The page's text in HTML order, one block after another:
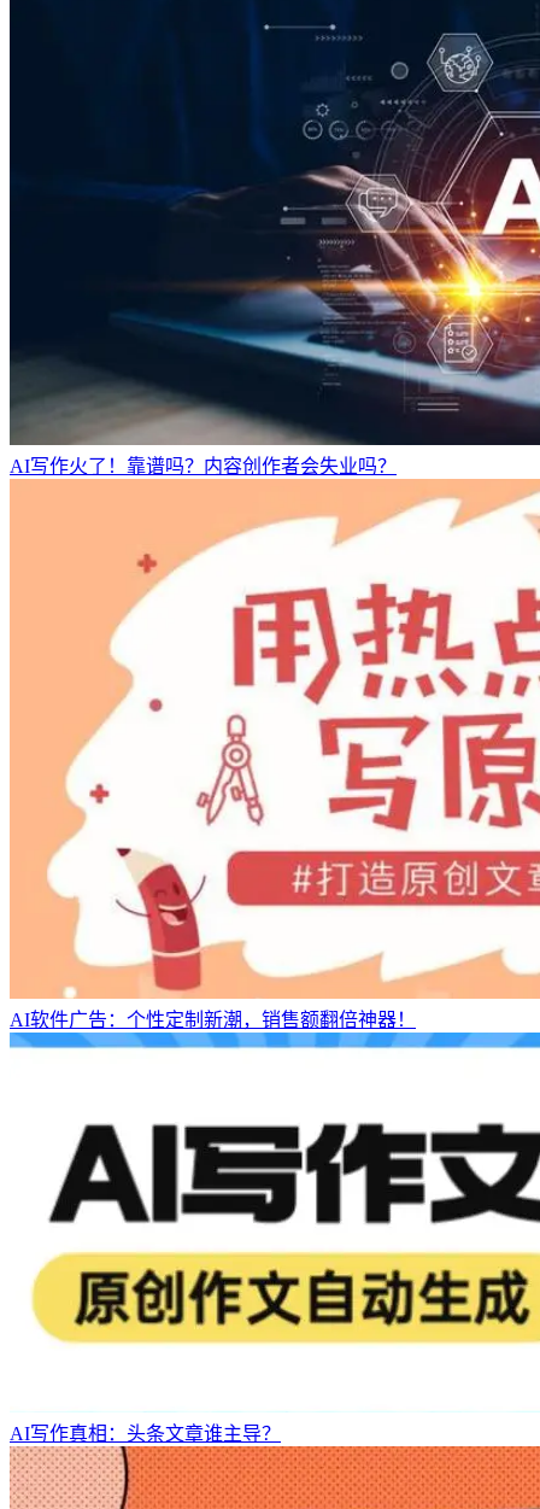
AI写作火了！靠谱吗？内容创作者会失业吗？
AI软件广告：个性定制新潮，销售额翻倍神器！
AI写作真相：头条文章谁主导？